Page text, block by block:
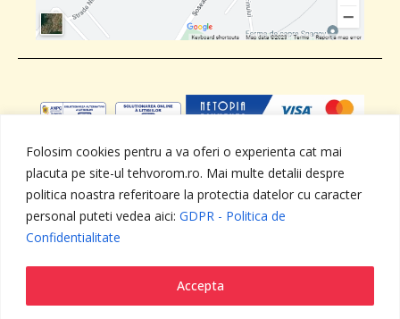
Folosim cookies pentru a va oferi o experienta cat mai
placuta pe site-ul tehvorom.ro. Mai multe detalii despre
politica noastra referitoare la protectia datelor cu caracter
personal puteti vedea aici: GDPR - Politica de
Confidentialitate
Accepta
ANPC SOL
GDPR - Politica de
Confidentialitate
Termeni si
conditii
Toate drepturile rezervate - TEHVOROM SNAGOV SRL ,